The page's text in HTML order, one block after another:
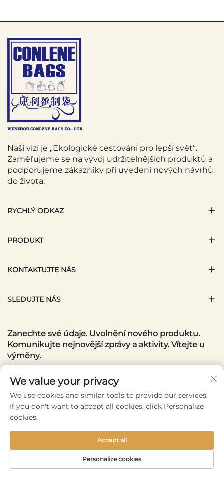
Naší vizí je „Ekologické cestování pro lepší svět“.
Zaměřujeme se na vývoj udržitelnějších produktů a
podporujeme zákazníky při uvedení nových návrhů
do života.
RYCHLÝ ODKAZ
PRODUKT
KONTAKTUJTE NÁS
SLEDUJTE NÁS
Zanechte své údaje. Uvolnění nového produktu.
Komunikujte nejnovější zprávy a aktivity. Vítejte u
výměny.
Váš e-mail
Subscribe
Copyright © 2025 by Wenzhou Conlene Bags CO., Ltd. -
Zásady ochrany soukromí
We value your privacy
We use cookies and similar tools to provide our services.
If you don't want to accept all cookies, click Personalize
cookies.
Personalize cookies
Accept all